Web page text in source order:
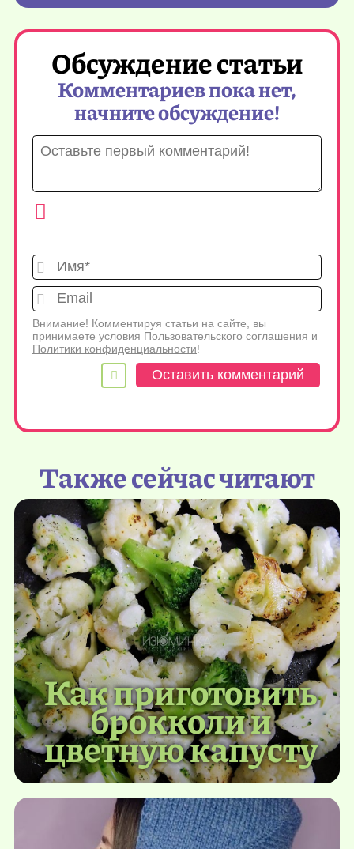
Обсуждение статьи
Комментариев пока нет,
начните обсуждение!
Имя*
Внимание! Комментируя статьи на сайте, вы
принимаете условия Пользовательского соглашения и
Политики конфиденциальности!
Также сейчас читают
Как приготовить
брокколи и
цветную капусту